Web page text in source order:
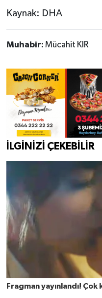
Kaynak: DHA
Muhabir: Mücahit KIR